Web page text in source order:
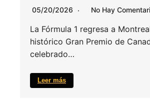
05/20/2026 No Hay
La Fórmula 1 regresa a
histórico Gran Premio de
celebrado…
Leer más